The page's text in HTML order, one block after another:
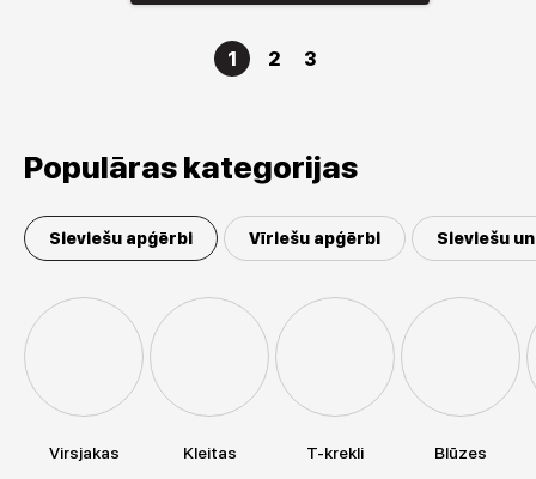
1 2 3
Populāras kategorijas
Sieviešu apģērbi Vīriešu apģērbi Sieviešu
Virsjakas Kleitas T-krekli Blūzes